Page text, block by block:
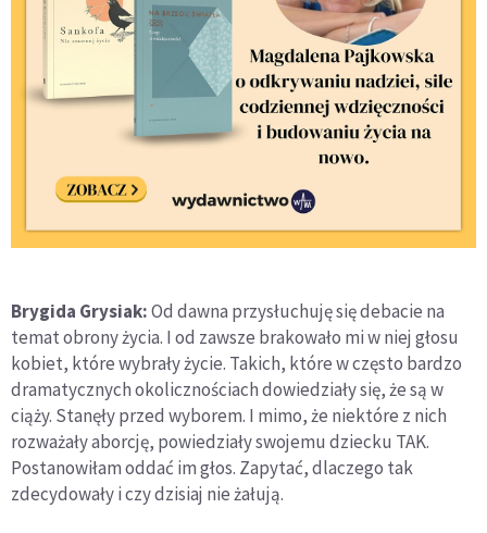
Brygida Grysiak:Od dawna przysłuchuję się debacie na
temat obrony życia. I od zawsze brakowało mi w niej głosu
kobiet, które wybrały życie. Takich, które w często bardzo
dramatycznych okolicznościach dowiedziały się, że są w
ciąży. Stanęły przed wyborem. I mimo, że niektóre z nich
rozważały aborcję, powiedziały swojemu dziecku TAK.
Postanowiłam oddać im głos. Zapytać, dlaczego tak
zdecydowały i czy dzisiaj nie żałują.